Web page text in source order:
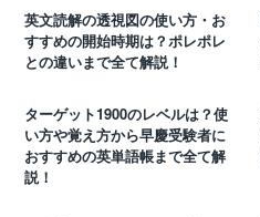
英文読解の透視図の使い方・お
すすめの開始時期は？ポレポレ
との違いまで全て解説！
ターゲット1900のレベルは？使
い方や覚え方から早慶受験者に
おすすめの英単語帳まで全て解
説！